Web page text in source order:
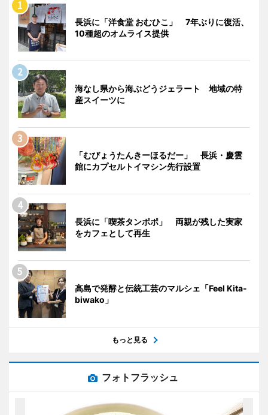
長浜に「洋食堂 おむひこ」 7年ぶりに復活、
10種超のオムライス提供
海なし県から海ぶどうジェラート 地域の特
産スイーツに
「むびょうたんきーほるだー」 長浜・慶雲
館にカプセルトイマシン先行設置
長浜に「喫茶タンポポ」 両親が残した実家
をカフェとして再生
高島で発酵と伝統工芸のマルシェ「Feel Kita-
biwako」
もっと見る
フォトフラッシュ